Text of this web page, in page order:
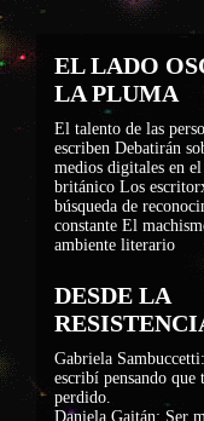
EL LADO
LA PLUMA
El talento de las
escriben Debatirán
medios digitales en
británico Los
búsqueda de
constante El
ambiente literario
DESDE LA
Gabriela
escribí pensando que
perdido.
Daniela Gaitán: Ser